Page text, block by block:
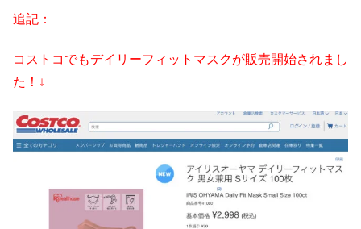
追記：
コストコでもデイリーフィットマスクが販売開始されまし
た！↓